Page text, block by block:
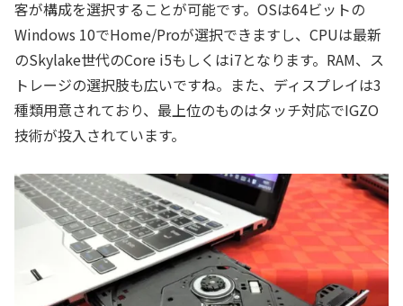
客が構成を選択することが可能です。OSは64ビットの
Windows 10でHome/Proが選択できますし、CPUは最新
のSkylake世代のCore i5もしくはi7となります。RAM、ス
トレージの選択肢も広いですね。また、ディスプレイは3
種類用意されており、最上位のものはタッチ対応でIGZO
技術が投入されています。